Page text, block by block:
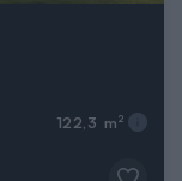
122,3 m 2